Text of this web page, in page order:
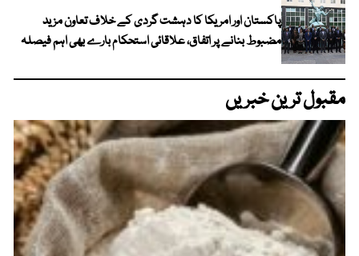
پاکستان اور امریکا کا دہشت گردی کے خلاف تعاون مزید
مضبوط بنانے پر اتفاق، علاقائی استحکام بارے بھی اہم فیصلہ
مقبول ترین خبریں